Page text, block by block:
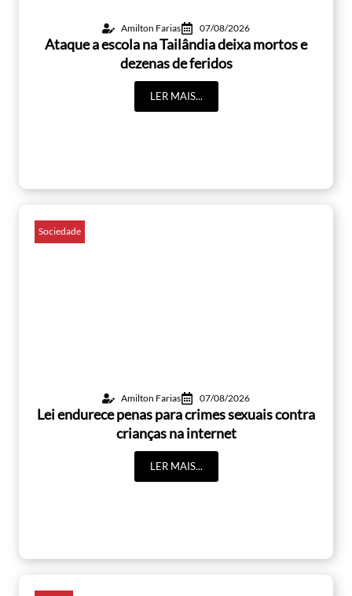
Amilton Farias 07/08/2026
Ataque a escola na Tailândia deixa mortos e
dezenas de feridos
LER MAIS...
Sociedade
Amilton Farias 07/08/2026
Lei endurece penas para crimes sexuais contra
crianças na internet
LER MAIS...